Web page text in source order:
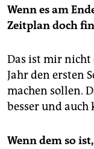
Wenn es am
Zeitplan doch
Das ist mir nicht
Jahr den ersten
machen sollen.
besser und
Wenn dem so